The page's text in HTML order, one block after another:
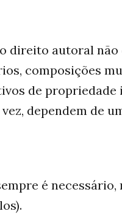
direito autoral
composições
de
dependem de
é